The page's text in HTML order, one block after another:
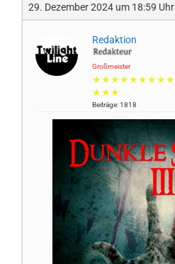
29. Dezember 2024 um 18:59 Uhr
Redaktion
Großmeister
★★★★★★★★★
★★★
Beiträge: 1818